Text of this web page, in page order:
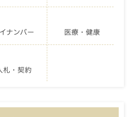
ナンバー 医療・健康
札・契約